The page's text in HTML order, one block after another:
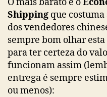
Shipping que
dos vendedores
sempre bom olhar
para ter certeza do
funcionam assim
entrega é sempre
ou menos):